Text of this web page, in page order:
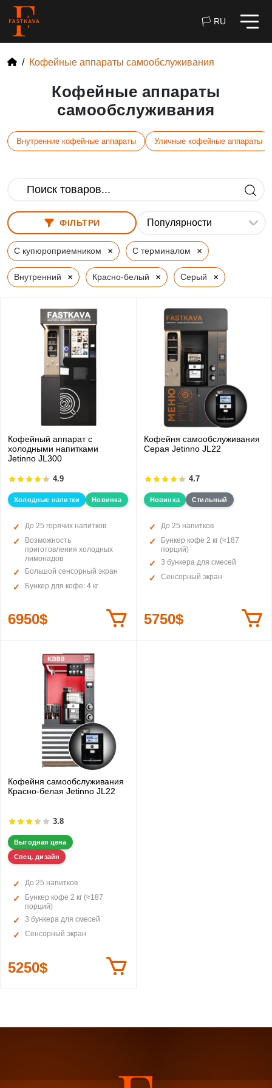
🏳 RU
Кофейные аппараты самообслуживания
Кофейные аппараты
самообслуживания
Внутренние кофейные аппараты Уличные кофейные аппараты
ФІЛЬТРИ
С купюроприемником × С терминалом ×
Внутренний × Красно-белый × Серый ×
Кофейный аппарат с
холодными напитками
Jetinno JL300
4.9
Холодные напитки Новинка
До 25 горячих напитков
Возможность
приготовления холодных
лимонадов
Большой сенсорный экран
Бункер для кофе: 4 кг
6950$
Кофейня самообслуживания
Серая Jetinno JL22
4.7
Новинка Стильный
До 25 напитков
Бункер кофе 2 кг (≈187
порций)
3 бункера для смесей
Сенсорный экран
5750$
Кофейня самообслуживания
Красно-белая Jetinno JL22
3.8
Выгодная цена
Спец. дизайн
До 25 напитков
Бункер кофе 2 кг (≈187
порций)
3 бункера для смесей
Сенсорный экран
5250$